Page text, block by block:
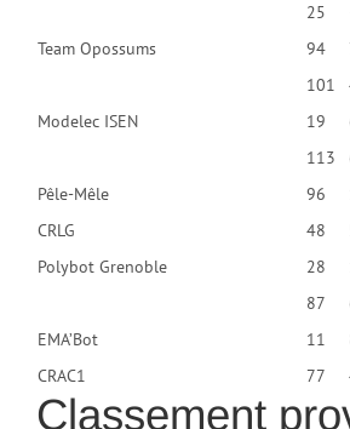
25
Team Opossums
94
101
Modelec ISEN
19
113
Pêle-Mêle
96
CRLG
48
Polybot Grenoble
28
87
EMA’Bot
11
CRAC1
77
Classement